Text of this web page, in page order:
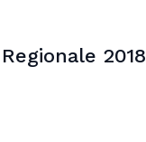
2018